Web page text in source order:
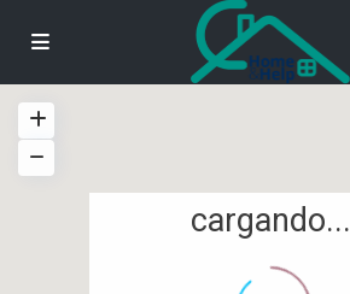
cargando...